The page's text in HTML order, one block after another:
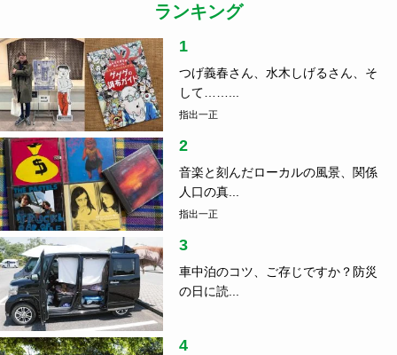
ランキング
1
つげ義春さん、水木しげるさん、そ
して……...
指出一正
2
音楽と刻んだローカルの風景、関係
人口の真...
指出一正
3
車中泊のコツ、ご存じですか？防災
の日に読...
4